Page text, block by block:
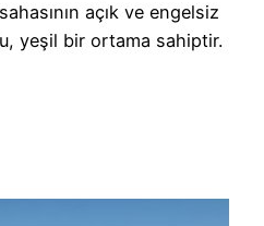
açık ve engelsiz
yeşil bir ortama sahiptir.